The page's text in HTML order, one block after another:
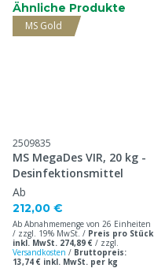
Ähnliche Produkte
MS Gold
2509835
MS MegaDes VIR, 20 kg -
Desinfektionsmittel
Ab
212,00 €
Ab Abnahmemenge von 26 Einheiten
/ zzgl. 19% MwSt. / Preis pro Stück
inkl. MwSt. 274,89 € / zzgl.
Versandkosten / Bruttopreis:
13,74 € inkl. MwSt. per kg